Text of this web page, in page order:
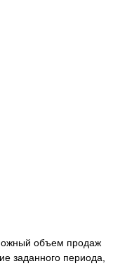
объем продаж
заданного периода,